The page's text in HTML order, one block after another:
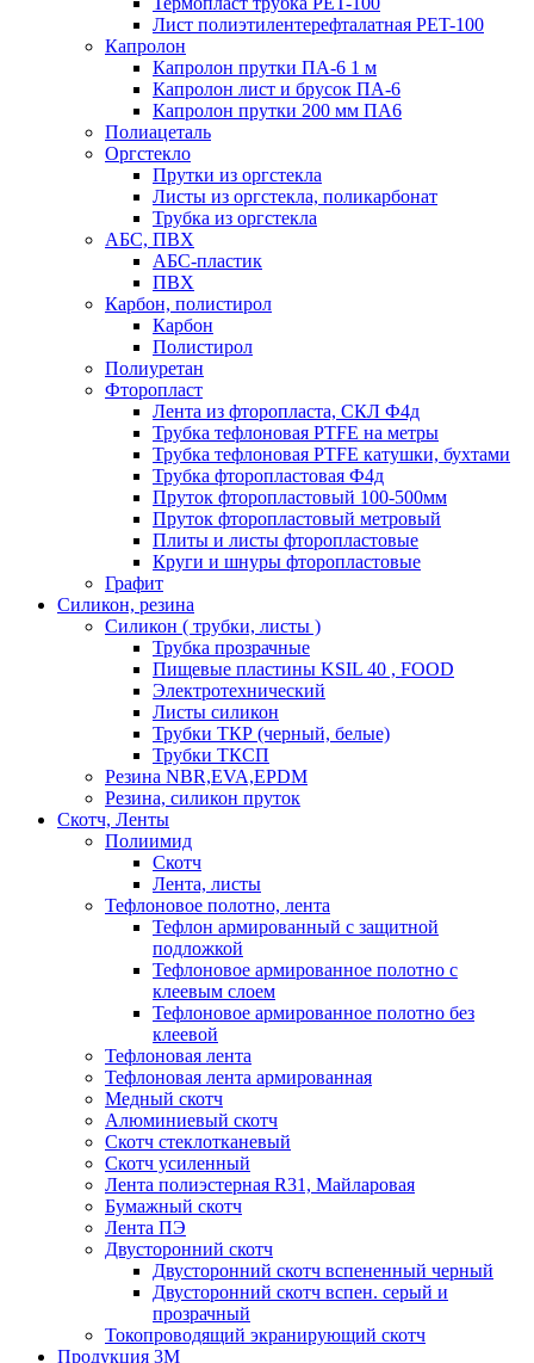
Лист полиэтилентерефталатная PET-100
Капролон
Капролон прутки ПА-6 1 м
Капролон лист и брусок ПА-6
Капролон прутки 200 мм ПА6
Полиацеталь
Оргстекло
Прутки из оргстекла
Листы из оргстекла, поликарбонат
Трубка из оргстекла
АБС, ПВХ
АБС-пластик
ПВХ
Карбон, полистирол
Карбон
Полистирол
Полиуретан
Фторопласт
Лента из фторопласта, СКЛ Ф4д
Трубка тефлоновая PTFE на метры
Трубка тефлоновая PTFE катушки, бухтами
Трубка фторопластовая Ф4д
Пруток фторопластовый 100-500мм
Пруток фторопластовый метровый
Плиты и листы фторопластовые
Круги и шнуры фторопластовые
Графит
Силикон, резина
Силикон ( трубки, листы )
Трубка прозрачные
Пищевые пластины KSIL 40 , FOOD
Электротехнический
Листы силикон
Трубки ТКР (черный, белые)
Трубки ТКСП
Резина NBR,EVA,EPDM
Резина, силикон пруток
Скотч, Ленты
Полиимид
Скотч
Лента, листы
Тефлоновое полотно, лента
Тефлон армированный с защитной
подложкой
Тефлоновое армированное полотно с
клеевым слоем
Тефлоновое армированное полотно без
клеевой
Тефлоновая лента
Тефлоновая лента армированная
Медный скотч
Алюминиевый скотч
Скотч стеклотканевый
Скотч усиленный
Лента полиэстерная R31, Майларовая
Бумажный скотч
Лента ПЭ
Двусторонний скотч
Двусторонний скотч вспененный черный
Двусторонний скотч вспен. серый и
прозрачный
Токопроводящий экранирующий скотч
Продукция 3M